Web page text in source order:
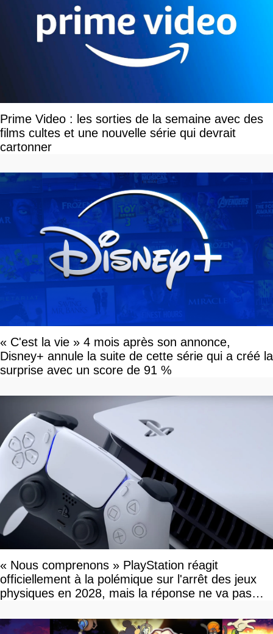
Prime Video : les sorties de la semaine avec des
films cultes et une nouvelle série qui devrait
cartonner
« C'est la vie » 4 mois après son annonce,
Disney+ annule la suite de cette série qui a créé la
surprise avec un score de 91 %
« Nous comprenons » PlayStation réagit
officiellement à la polémique sur l'arrêt des jeux
physiques en 2028, mais la réponse ne va pas